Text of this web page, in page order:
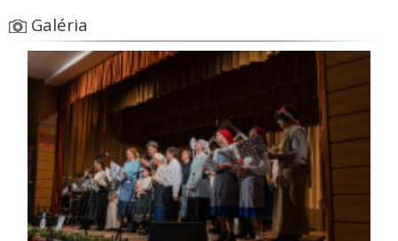
Galéria